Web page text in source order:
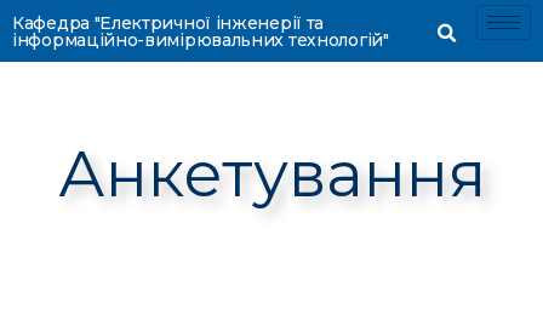
Кафедра "Електричної інженерії та
інформаційно-вимірювальних технологій"
Анкетування